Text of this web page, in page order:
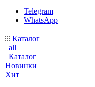
Telegram
WhatsApp
Каталог
all
Каталог
Новинки
Хит